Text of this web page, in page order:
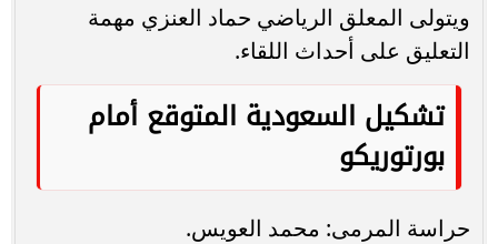
ويتولى المعلق الرياضي حماد العنزي مهمة
التعليق على أحداث اللقاء.
تشكيل السعودية المتوقع أمام
بورتوريكو
حراسة المرمى: محمد العويس.